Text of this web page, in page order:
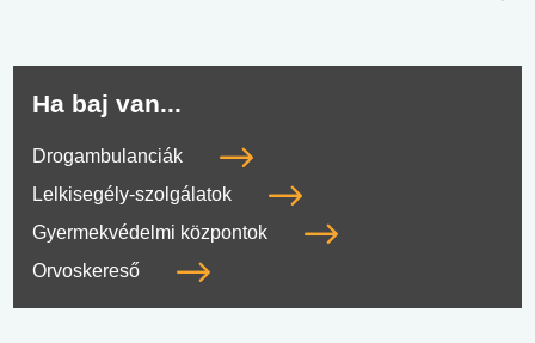
Ha baj van...
Drogambulanciák
Lelkisegély-szolgálatok
Gyermekvédelmi központok
Orvoskereső